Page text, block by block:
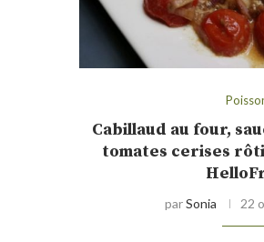
Cabillaud au four,
tomates cerises
parSonia 22